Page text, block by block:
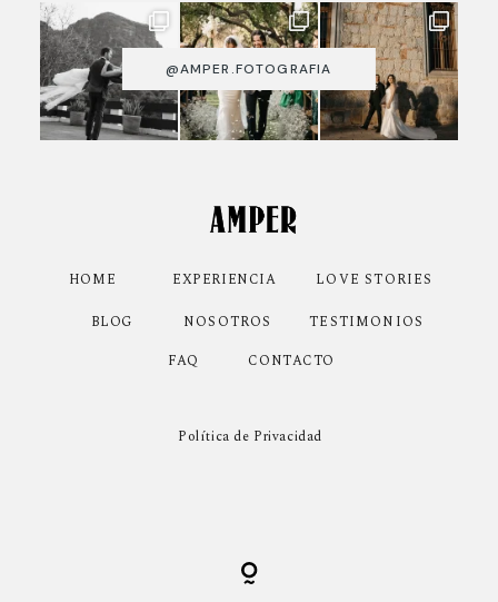
@AMPER.FOTOGRAFIA
NOSOTROS
LOVE STORIES
BLOG
EXPERIENCIA
TESTIMONIOS
FAQ
CONTACTO
HOME
Política de Privacidad